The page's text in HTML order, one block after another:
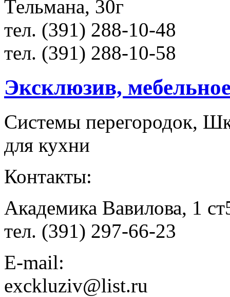
Тельмана, 30г
тел. (391) 288-10-48
тел. (391) 288-10-58
Эксклюзив,
Системы перегородок,
для кухни
Контакты:
Академика Вавилова, 1
тел. (391) 297-66-23
E-mail:
exckluziv@list.ru